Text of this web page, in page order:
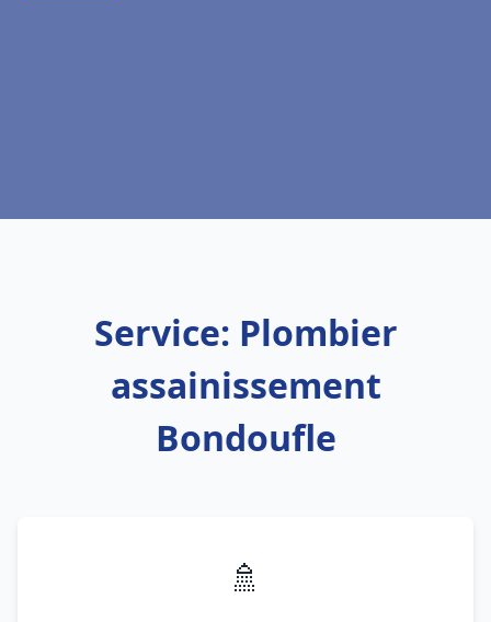
Service: Plombier
assainissement
Bondoufle
🚿